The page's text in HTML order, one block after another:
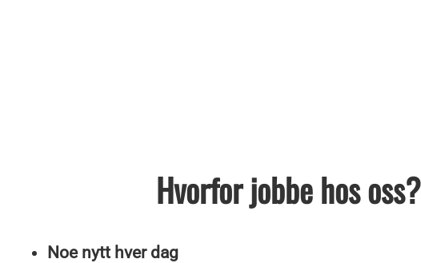
Hvorfor jobbe hos oss?
Noe nytt hver dag